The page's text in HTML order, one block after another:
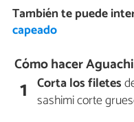
También te puede
capeado
Cómo hacer
1 Corta los filetes
sashimi corte